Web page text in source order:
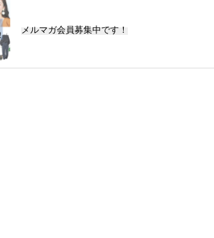
メルマガ会員募集中です！